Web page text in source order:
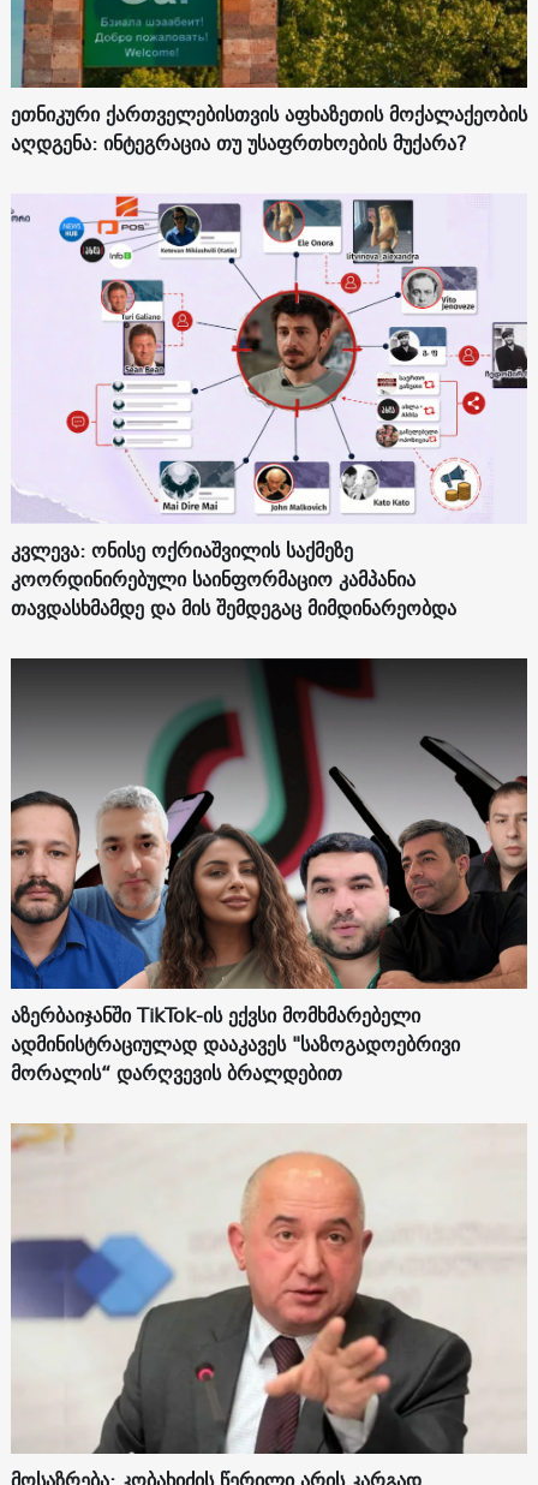
ეთნიკური ქართველებისთვის აფხაზეთის მოქალაქეობის
აღდგენა: ინტეგრაცია თუ უსაფრთხოების მუქარა?
კვლევა: ონისე ოქრიაშვილის საქმეზე
კოორდინირებული საინფორმაციო კამპანია
თავდასხმამდე და მის შემდეგაც მიმდინარეობდა
აზერბაიჯანში TikTok-ის ექვსი მომხმარებელი
ადმინისტრაციულად დააკავეს "საზოგადოებრივი
მორალის“ დარღვევის ბრალდებით